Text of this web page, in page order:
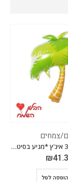
צמחים
מיילר עץ דקל 32 אינ'ץ *מגיע בסיטונאות חבילה של 5 יח'*
₪
הוספה לסל